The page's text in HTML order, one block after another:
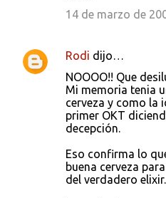
14 de marzo de
Rodi dijo…
NOOOO!! Que
Mi memoria tenia
cerveza y como la
primer OKT
decepción.
Eso confirma lo
buena cerveza
del verdadero elixir.